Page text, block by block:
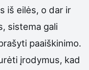
iš eilės, o dar ir
sistema gali
paaiškinimo.
įrodymus, kad